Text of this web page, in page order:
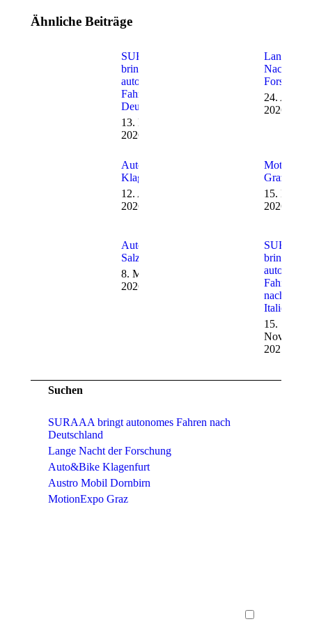
Ähnliche Beiträge
SURAAA
bringt
autonomes
Fahren nach
Deutschland
13. Mai
2026
Lange
Nacht der
Forschung
24. April
2026
Auto&Bike
Klagenfurt
12. April
2026
Graz
15. März
2026
Automesse
Salzburg
8. März
2026
SURAAA
bringt
autonomes
Fahren
nach
Italien
15.
November
2025
Suchen
SURAAA bringt autonomes Fahren nach
Deutschland
Lange Nacht der Forschung
Auto&Bike Klagenfurt
Austro Mobil Dornbirn
MotionExpo Graz